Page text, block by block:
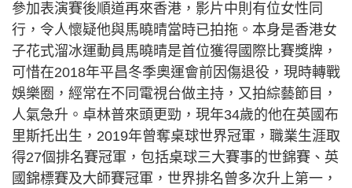
參加表演賽後順道再來香港，影片中則有位女性同
行，令人懷疑他與馬曉晴當時已拍拖。本身是香港女
子花式溜冰運動員馬曉晴是首位獲得國際比賽獎牌，
可惜在2018年平昌冬季奧運會前因傷退役，現時轉戰
娛樂圈，經常在不同電視台做主持，又拍綜藝節目，
人氣急升。卓林普來頭更勁，現年34歲的他在英國布
里斯托出生，2019年曾奪桌球世界冠軍，職業生涯取
得27個排名賽冠軍，包括桌球三大賽事的世錦賽、英
國錦標賽及大師賽冠軍，世界排名曾多次升上第一，